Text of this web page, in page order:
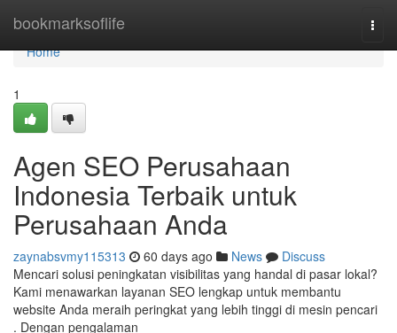
bookmarksoflife
Home
Home
1
Agen SEO Perusahaan
Indonesia Terbaik untuk
Perusahaan Anda
zaynabsvmy115313 60 days ago News
Discuss
Mencari solusi peningkatan visibilitas yang handal di pasar lokal?
Kami menawarkan layanan SEO lengkap untuk membantu
website Anda meraih peringkat yang lebih tinggi di mesin pencari
. Dengan pengalaman